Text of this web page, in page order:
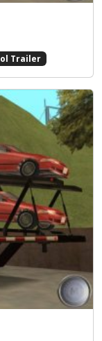
Trailer